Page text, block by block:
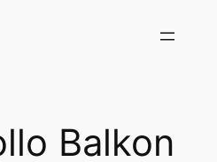
Balkon